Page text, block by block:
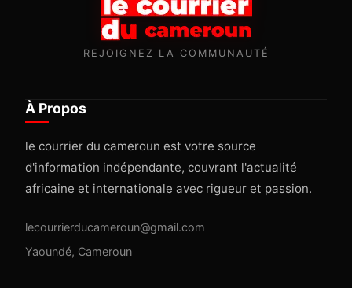
REJOIGNEZ LA COMMUNAUTÉ
À Propos
le courrier du cameroun est votre source
d'information indépendante, couvrant l'actualité
africaine et internationale avec rigueur et passion.
lecourrierducameroun@gmail.com
Yaoundé, Cameroun